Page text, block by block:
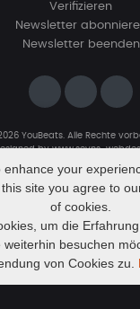
Verifizieren
Newsletter
Newsletter beenden
YouBeats. Alle Rechte
bywww.sevns-
enhance your
site you agree to
of cookies.
um die
weiterhin besuchen
von Cookies zu.